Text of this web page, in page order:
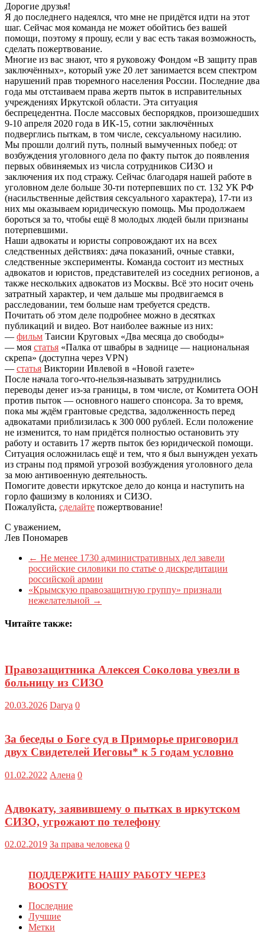
Дорогие друзья!
Я до последнего надеялся, что мне не придётся идти на этот
шаг. Сейчас моя команда не может обойтись без вашей
помощи, поэтому я прошу, если у вас есть такая возможность,
сделать пожертвование.
Многие из вас знают, что я руковожу Фондом «В защиту прав
заключённых», который уже 20 лет занимается всем спектром
нарушений прав тюремного населения России. Последние два
года мы отстаиваем права жертв пыток в исправительных
учреждениях Иркутской области. Эта ситуация
беспрецедентна. После массовых беспорядков, произошедших
9-10 апреля 2020 года в ИК-15, сотни заключённых
подверглись пыткам, в том числе, сексуальному насилию.
Мы прошли долгий путь, полный вымученных побед: от
возбуждения уголовного дела по факту пыток до появления
первых обвиняемых из числа сотрудников СИЗО и
заключения их под стражу. Сейчас благодаря нашей работе в
уголовном деле больше 30-ти потерпевших по ст. 132 УК РФ
(насильственные действия сексуального характера), 17-ти из
них мы оказываем юридическую помощь. Мы продолжаем
бороться за то, чтобы ещё 8 молодых людей были признаны
потерпевшими.
Наши адвокаты и юристы сопровождают их на всех
следственных действиях: дача показаний, очные ставки,
следственные эксперименты. Команда состоит из местных
адвокатов и юристов, представителей из соседних регионов, а
также нескольких адвокатов из Москвы. Всё это носит очень
затратный характер, и чем дальше мы продвигаемся в
расследовании, тем больше нам требуется средств.
Почитать об этом деле подробнее можно в десятках
публикаций и видео. Вот наиболее важные из них:
— фильм Таисии Круговых «Два месяца до свободы»
— моя статья «Палка от швабры в заднице — национальная
скрепа» (доступна через VPN)
— статья Виктории Ивлевой в «Новой газете»
После начала того-что-нельзя-называть затруднились
переводы денег из-за границы, в том числе, от Комитета ООН
против пыток — основного нашего спонсора. За то время,
пока мы ждём грантовые средства, задолженность перед
адвокатами приблизилась к 300 000 рублей. Если положение
не изменится, то нам придётся полностью остановить эту
работу и оставить 17 жертв пыток без юридической помощи.
Ситуация осложнилась ещё и тем, что я был вынужден уехать
из страны под прямой угрозой возбуждения уголовного дела
за мою антивоенную деятельность.
Помогите довести иркутское дело до конца и наступить на
горло фашизму в колониях и СИЗО.
Пожалуйста, сделайте пожертвование!
С уважением,
Лев Пономарев
← Не менее 1730 административных дел завели
российские силовики по статье о дискредитации
российской армии
«Крымскую правозащитную группу» признали
нежелательной →
Читайте также:
Правозащитника Алексея Соколова увезли в
больницу из СИЗО
20.03.2026 Darya 0
За беседы о Боге суд в Приморье приговорил
двух Свидетелей Иеговы* к 5 годам условно
01.02.2022 Алена 0
Адвокату, заявившему о пытках в иркутском
СИЗО, угрожают по телефону
02.02.2019 За права человека 0
ПОДДЕРЖИТЕ НАШУ РАБОТУ ЧЕРЕЗ
BOOSTY
Последние
Лучшие
Метки